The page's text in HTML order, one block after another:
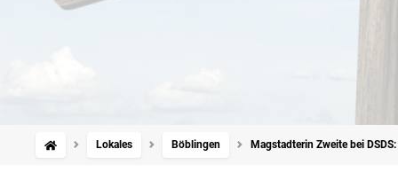
Lokales Böblingen Magstadterin Zweite bei